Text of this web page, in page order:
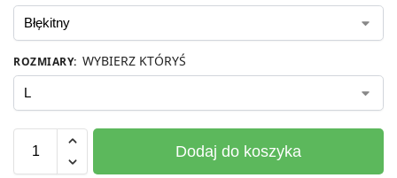
ROZMIARY: WYBIERZ KTÓRYŚ
Dodaj do koszyka